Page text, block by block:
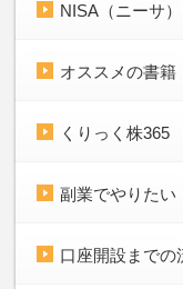
NISA（ニーサ）
オススメの書籍
くりっく株365
副業でやりたい
口座開設までの